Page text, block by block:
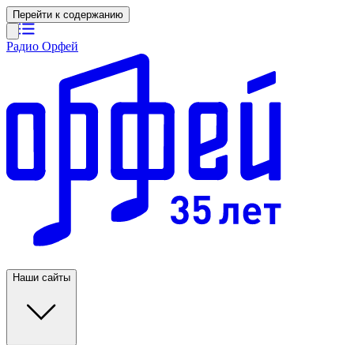
Перейти к содержанию
Радио Орфей
Наши сайты